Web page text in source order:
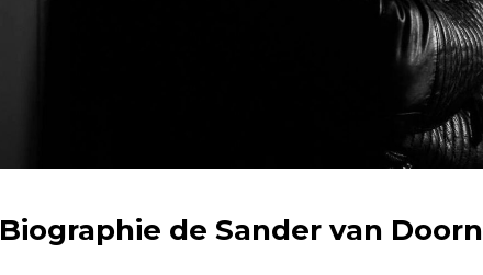
Biographie de Sander van Doorn